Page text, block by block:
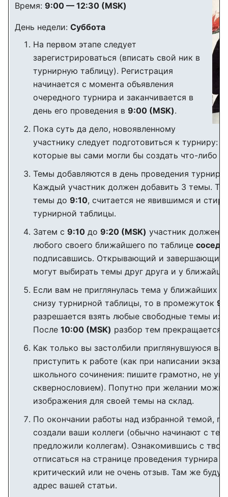
Время: 9:00 — 12:30 (MSK)
День недели: Суббота
На первом этапе следует
зарегистрироваться (вписать свой ник в
турнирную таблицу). Регистрация
начинается с момента объявления
очередного турнира и заканчивается в
день его проведения в 9:00 (MSK).
Пока суть да дело, новоявленному
участнику следует подготовиться к турниру:
которые вы сами могли бы создать что-либо
Темы добавляются в день проведения
Каждый участник должен добавить 3 темы.
темы до 9:10, считается не явившимся и
турнирной таблицы.
Затем с 9:10 до 9:20 (MSK) участник должен
любого своего ближайшего по таблице соседа
подписавшись. Открывающий и завершающий
могут выбирать темы друг друга и у
Если вам не приглянулась тема у ближайших
снизу турнирной таблицы, то в промежуток
разрешается взять любые свободные темы из
После 10:00 (MSK) разбор тем прекращается.
Как только вы застолбили приглянувшуюся
приступить к работе (как при написании
школьного сочинения: пишите грамотно, не
сквернословием). Попутно при желании можно
изображения для своей темы на склад.
По окончании работы над избранной темой,
создали ваши коллеги (обычно начинают с
предложили коллегам). Ознакомившись с
отписаться на странице проведения турнира
критический или не очень отзыв. Там же
адрес вашей статьи.